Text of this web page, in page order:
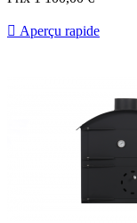
 Aperçu rapide